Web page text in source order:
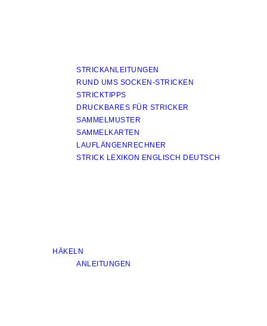
STRICKANLEITUNGEN
RUND UMS SOCKEN-STRICKEN
STRICKTIPPS
DRUCKBARES FÜR STRICKER
SAMMELMUSTER
SAMMELKARTEN
LAUFLÄNGENRECHNER
STRICK LEXIKON ENGLISCH DEUTSCH
HÄKELN
ANLEITUNGEN